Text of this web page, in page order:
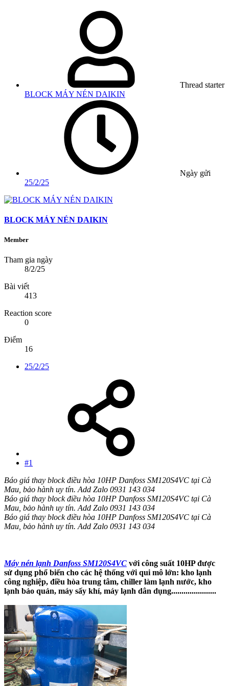
Thread starter
BLOCK MÁY NÉN DAIKIN
Ngày gửi
25/2/25
BLOCK MÁY NÉN DAIKIN
Member
Tham gia ngày
8/2/25
Bài viết
413
Reaction score
0
Điểm
16
25/2/25
#1
Báo giá thay block điều hòa 10HP Danfoss SM120S4VC tại Cà
Mau, bảo hành uy tín. Add Zalo 0931 143 034
Báo giá thay block điều hòa 10HP Danfoss SM120S4VC tại Cà
Mau, bảo hành uy tín. Add Zalo 0931 143 034
Báo giá thay block điều hòa 10HP Danfoss SM120S4VC tại Cà
Mau, bảo hành uy tín. Add Zalo 0931 143 034
Máy nén lạnh Danfoss SM120S4VC với công suất 10HP được
sử dụng phổ biến cho các hệ thống với qui mô lớn: kho lạnh
công nghiệp, điều hòa trung tâm, chiller làm lạnh nước, kho
lạnh bảo quản, máy sấy khí, máy lạnh dân dụng......................